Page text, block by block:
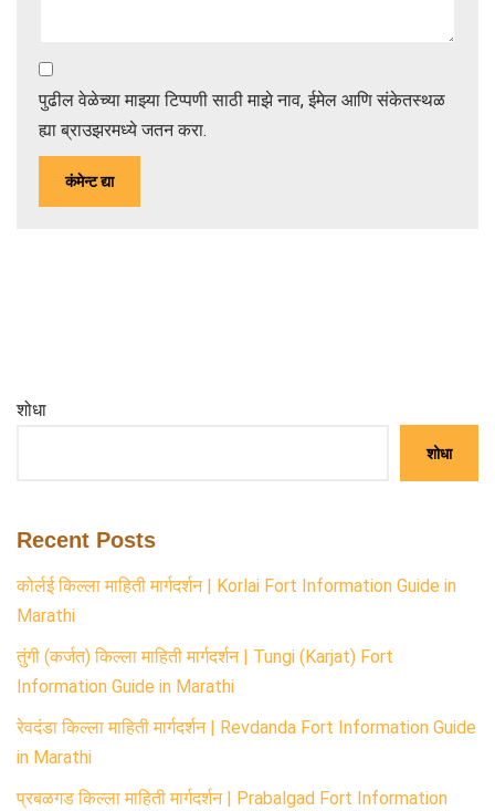
पुढील वेळेच्या माझ्या टिप्पणी साठी माझे नाव, ईमेल आणि संकेतस्थळ
ह्या ब्राउझरमध्ये जतन करा.
शोधा
शोधा
Recent Posts
कोर्लई किल्ला माहिती मार्गदर्शन | Korlai Fort Information Guide in
Marathi
तुंगी (कर्जत) किल्ला माहिती मार्गदर्शन | Tungi (Karjat) Fort
Information Guide in Marathi
रेवदंडा किल्ला माहिती मार्गदर्शन | Revdanda Fort Information Guide
in Marathi
प्रबळगड किल्ला माहिती मार्गदर्शन | Prabalgad Fort Information